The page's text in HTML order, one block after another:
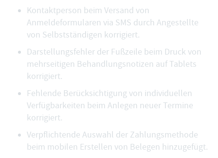
Kontaktperson beim Versand von
Anmeldeformularen via SMS durch Angestellte
von Selbstständigen korrigiert.
Darstellungsfehler der Fußzeile beim Druck von
mehrseitigen Behandlungsnotizen auf Tablets
korrigiert.
Fehlende Berücksichtigung von individuellen
Verfügbarkeiten beim Anlegen neuer Termine
korrigiert.
Verpflichtende Auswahl der Zahlungsmethode
beim mobilen Erstellen von Belegen hinzugefügt.